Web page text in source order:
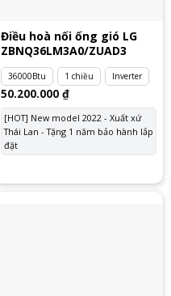
Điều hoà nối ống gió LG
ZBNQ36LM3A0/ZUAD3
36000Btu 1 chiều Inverter
50.200.000 ₫
[HOT] New model 2022 - Xuất xứ
Thái Lan - Tặng 1 năm bảo hành lắp
đặt